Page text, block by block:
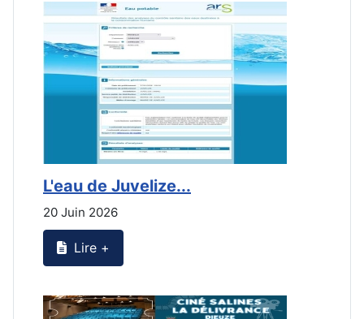
L'eau de Juvelize...
20 Juin 2026
Lire +